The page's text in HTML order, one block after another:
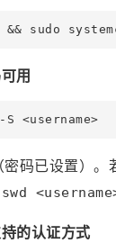
用
（密码已设置）。
的认证方式